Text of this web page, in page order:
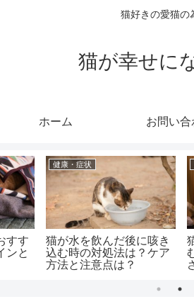
猫好きの愛猫の
猫が幸せに
ホーム お問い合
すす
ンと
健康・症状
猫が水を飲んだ後に咳き
込む時の対処法は？ケア
方法と注意点は？